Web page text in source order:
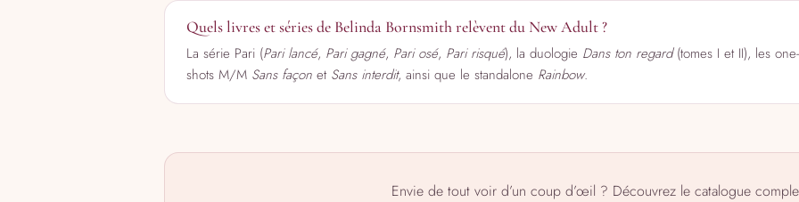
Quels livres et séries de Belinda Bornsmith relèvent du New Adult ?
La série Pari (Pari lancé, Pari gagné, Pari osé, Pari risqué), la duologie Dans ton regard(tomes I et II), les one-
shots M/M Sans façon et Sans interdit, ainsi que le standalone Rainbow.
Envie de tout voir d’un coup d’œil ? Découvrez le catalogue